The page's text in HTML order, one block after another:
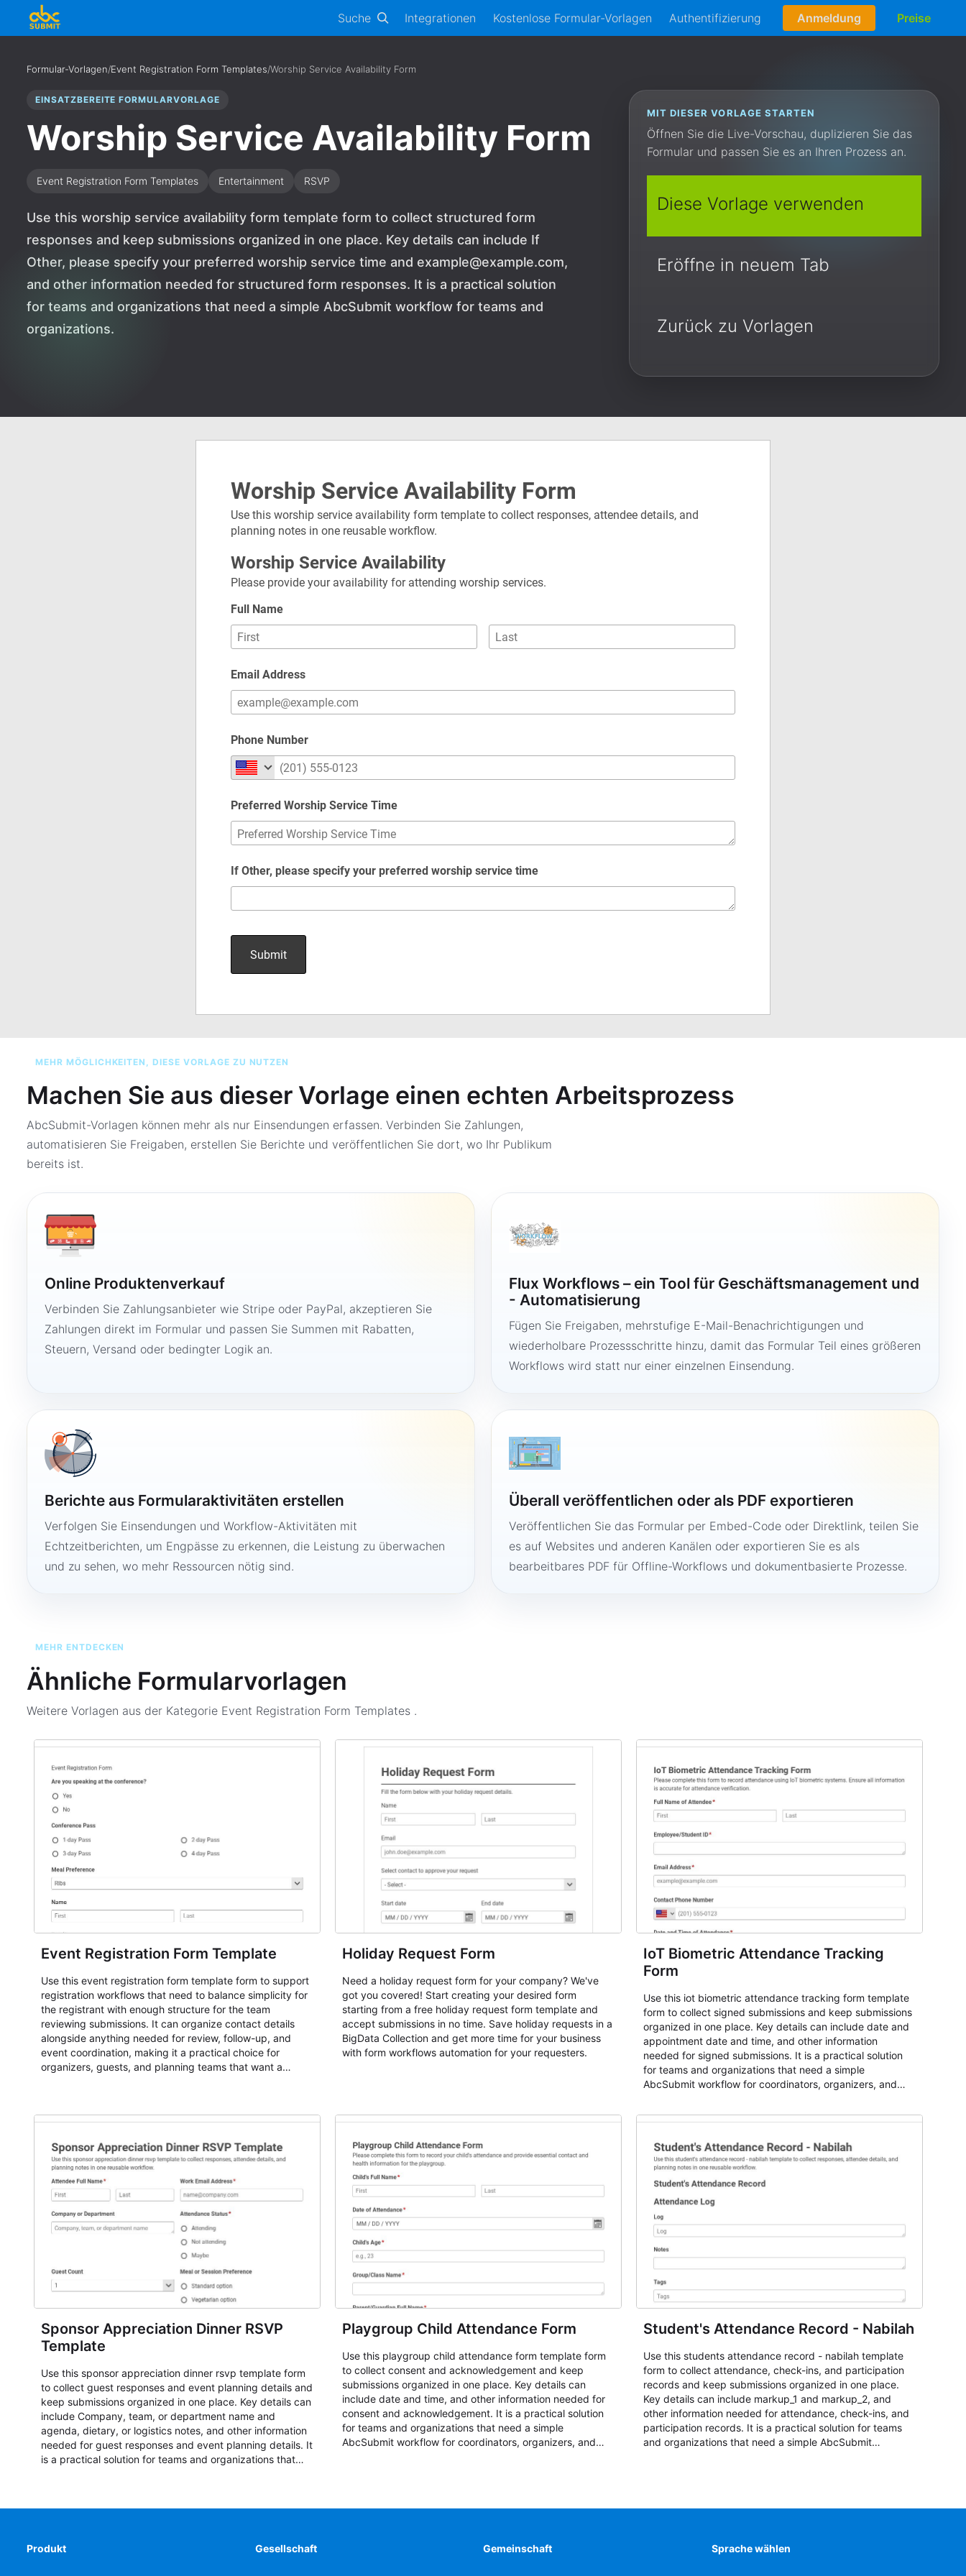
Suche Integrationen Kostenlose Formular-Vorlagen Authentifizierung Anmeldung Preise
Formular-Vorlagen/Event Registration Form Templates/Worship Service Availability Form
EINSATZBEREITE FORMULARVORLAGE
Worship Service Availability Form
Event Registration Form Templates Entertainment RSVP
Use this worship service availability form template form to collect structured form
responses and keep submissions organized in one place. Key details can include If
Other, please specify your preferred worship service time and example@example.com,
and other information needed for structured form responses. It is a practical solution
for teams and organizations that need a simple AbcSubmit workflow for teams and
organizations.
MIT DIESER VORLAGE STARTEN
Öffnen Sie die Live-Vorschau, duplizieren Sie das
Formular und passen Sie es an Ihren Prozess an.
Diese Vorlage verwenden
Eröffne in neuem Tab
Zurück zu Vorlagen
MEHR MÖGLICHKEITEN, DIESE VORLAGE ZU NUTZEN
Machen Sie aus dieser Vorlage einen echten Arbeitsprozess
AbcSubmit-Vorlagen können mehr als nur Einsendungen erfassen. Verbinden Sie Zahlungen,
automatisieren Sie Freigaben, erstellen Sie Berichte und veröffentlichen Sie dort, wo Ihr Publikum
bereits ist.
Online Produktenverkauf
Verbinden Sie Zahlungsanbieter wie Stripe oder PayPal, akzeptieren Sie
Zahlungen direkt im Formular und passen Sie Summen mit Rabatten,
Steuern, Versand oder bedingter Logik an.
Flux Workflows – ein Tool für Geschäftsmanagement und
- Automatisierung
Fügen Sie Freigaben, mehrstufige E-Mail-Benachrichtigungen und
wiederholbare Prozessschritte hinzu, damit das Formular Teil eines größeren
Workflows wird statt nur einer einzelnen Einsendung.
Berichte aus Formularaktivitäten erstellen
Verfolgen Sie Einsendungen und Workflow-Aktivitäten mit
Echtzeitberichten, um Engpässe zu erkennen, die Leistung zu überwachen
und zu sehen, wo mehr Ressourcen nötig sind.
Überall veröffentlichen oder als PDF exportieren
Veröffentlichen Sie das Formular per Embed-Code oder Direktlink, teilen Sie
es auf Websites und anderen Kanälen oder exportieren Sie es als
bearbeitbares PDF für Offline-Workflows und dokumentbasierte Prozesse.
MEHR ENTDECKEN
Ähnliche Formularvorlagen
Weitere Vorlagen aus der Kategorie Event Registration Form Templates .
Event Registration Form Template
Use this event registration form template form to support
registration workflows that need to balance simplicity for
the registrant with enough structure for the team
reviewing submissions. It can organize contact details
alongside anything needed for review, follow-up, and
event coordination, making it a practical choice for
organizers, guests, and planning teams that want a
student enrollment, volunteer registration, business event
responses standardized so organizers can evaluate
submissions, manage next steps, and maintain cleaner
registration records over time.
Holiday Request Form
Need a holiday request form for your company? We've
got you covered! Start creating your desired form
starting from a free holiday request form template and
accept submissions in no time. Save holiday requests in a
BigData Collection and get more time for your business
with form workflows automation for your requesters.
IoT Biometric Attendance Tracking
Form
Use this iot biometric attendance tracking form template
form to collect signed submissions and keep submissions
organized in one place. Key details can include date and
appointment date and time, and other information
needed for signed submissions. It is a practical solution
for teams and organizations that need a simple
AbcSubmit workflow for coordinators, organizers, and
Sponsor Appreciation Dinner RSVP
Template
Use this sponsor appreciation dinner rsvp template form
to collect guest responses and event planning details and
keep submissions organized in one place. Key details can
include Company, team, or department name and
agenda, dietary, or logistics notes, and other information
needed for guest responses and event planning details. It
is a practical solution for teams and organizations that
Playgroup Child Attendance Form
Use this playgroup child attendance form template form
to collect consent and acknowledgement and keep
submissions organized in one place. Key details can
include date and time, and other information needed for
consent and acknowledgement. It is a practical solution
for teams and organizations that need a simple
AbcSubmit workflow for coordinators, organizers, and
Student's Attendance Record - Nabilah
Use this students attendance record - nabilah template
form to collect attendance, check-ins, and participation
records and keep submissions organized in one place.
Key details can include markup_1 and markup_2, and
other information needed for attendance, check-ins, and
participation records. It is a practical solution for teams
and organizations that need a simple AbcSubmit
Produkt Gesellschaft Gemeinschaft Sprache wählen